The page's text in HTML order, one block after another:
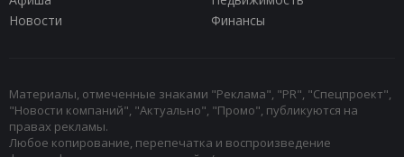
Новости
Финансы
Материалы, отмеченные знаками "Реклама", "PR", "Спецпроект",
"Новости компаний", "Актуально", "Промо", публикуются на
правах рекламы.
Любое копирование, перепечатка и воспроизведение